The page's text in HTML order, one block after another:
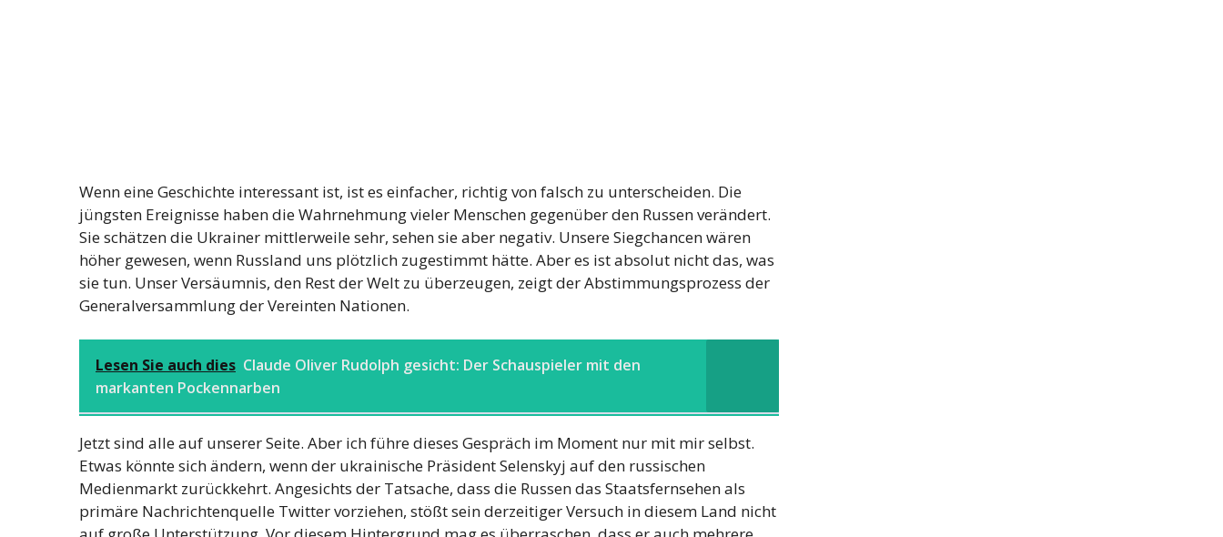
Wenn eine Geschichte interessant ist, ist es einfacher, richtig von falsch zu unterscheiden. Die
jüngsten Ereignisse haben die Wahrnehmung vieler Menschen gegenüber den Russen verändert.
Sie schätzen die Ukrainer mittlerweile sehr, sehen sie aber negativ. Unsere Siegchancen wären
höher gewesen, wenn Russland uns plötzlich zugestimmt hätte. Aber es ist absolut nicht das, was
sie tun. Unser Versäumnis, den Rest der Welt zu überzeugen, zeigt der Abstimmungsprozess der
Generalversammlung der Vereinten Nationen.
Lesen Sie auch dies Claude Oliver Rudolph gesicht: Der Schauspieler mit den
markanten Pockennarben
Jetzt sind alle auf unserer Seite. Aber ich führe dieses Gespräch im Moment nur mit mir selbst.
Etwas könnte sich ändern, wenn der ukrainische Präsident Selenskyj auf den russischen
Medienmarkt zurückkehrt. Angesichts der Tatsache, dass die Russen das Staatsfernsehen als
primäre Nachrichtenquelle Twitter vorziehen, stößt sein derzeitiger Versuch in diesem Land nicht